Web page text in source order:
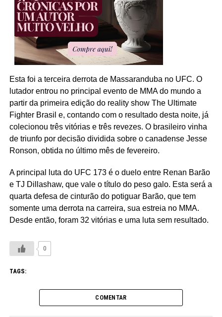
Esta foi a terceira derrota de Massaranduba no UFC. O
lutador entrou no principal evento de MMA do mundo a
partir da primeira edição do reality show The Ultimate
Fighter Brasil e, contando com o resultado desta noite, já
colecionou três vitórias e três revezes. O brasileiro vinha
de triunfo por decisão dividida sobre o canadense Jesse
Ronson, obtida no último mês de fevereiro.
A principal luta do UFC 173 é o duelo entre Renan Barão
e TJ Dillashaw, que vale o título do peso galo. Esta será a
quarta defesa de cinturão do potiguar Barão, que tem
somente uma derrota na carreira, sua estreia no MMA.
Desde então, foram 32 vitórias e uma luta sem resultado.
0
TAGS:
COMENTAR